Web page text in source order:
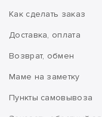
Как сделать заказ
Доставка, оплата
Возврат, обмен
Маме на заметку
Пункты самовывоза